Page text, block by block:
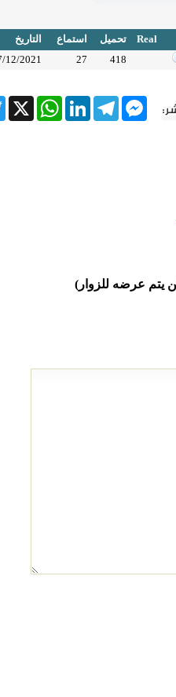
Real تحميل استماع
التاريخ
418
27
12/2021
X LinkedInTelegram
Messenger
يتم عرضه للزوار)